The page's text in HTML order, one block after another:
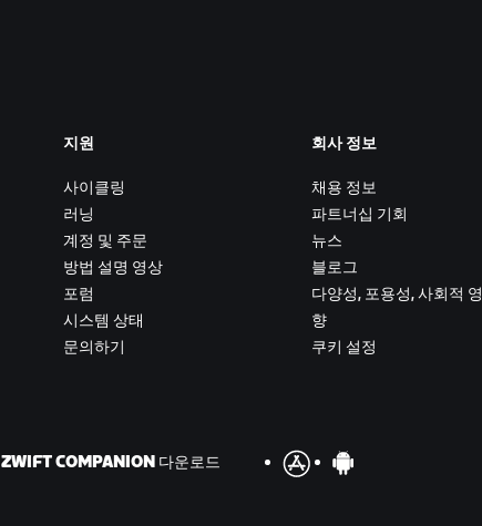
지원
사이클링
러닝
계정 및 주문
방법 설명 영상
포럼
시스템 상태
문의하기
회사 정보
채용 정보
파트너십 기회
뉴스
블로그
다양성, 포용성, 사회적 영
향
쿠키 설정
ZWIFT COMPANION 다운로드